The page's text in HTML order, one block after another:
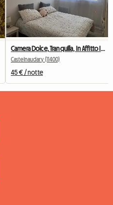
Castelnaudary (11400)
45 € / notte